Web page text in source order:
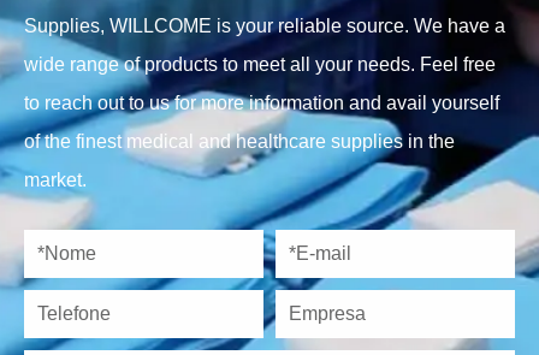
Supplies, WILLCOME is your reliable source. We have a
wide range of products to meet all your needs. Feel free
to reach out to us for more information and avail yourself
of the finest medical and healthcare supplies in the
market.